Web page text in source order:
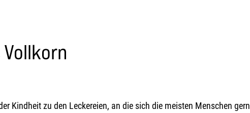
Kindheit zu den Leckereien, an die sich die meisten Menschen gern